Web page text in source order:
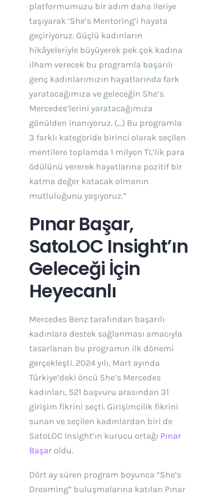
platformumuzu bir adım daha ileriye
taşıyarak ‘She’s Mentoring’i hayata
geçiriyoruz. Güçlü kadınların
hikâyeleriyle büyüyerek pek çok kadına
ilham verecek bu programla başarılı
genç kadınlarımızın hayatlarında fark
yaratacağımıza ve geleceğin She’s
Mercedes’lerini yaratacağımıza
gönülden inanıyoruz. (…) Bu programla
3 farklı kategoride birinci olarak seçilen
mentilere toplamda 1 milyon TL’lik para
ödülünü vererek hayatlarına pozitif bir
katma değer katacak olmanın
mutluluğunu yaşıyoruz.”
Pınar Başar,
SatoLOC Insight’ın
Geleceği İçin
Heyecanlı
Mercedes Benz tarafından başarılı
kadınlara destek sağlanması amacıyla
tasarlanan bu programın ilk dönemi
gerçekleşti. 2024 yılı, Mart ayında
Türkiye’deki öncü She’s Mercedes
kadınları, 521 başvuru arasından 31
girişim fikrini seçti. Girişimcilik fikrini
sunan ve seçilen kadınlardan biri de
SatoLOC Insight’ın kurucu ortağı Pınar
Başaroldu.
Dört ay süren program boyunca “She’s
Dreaming” buluşmalarına katılan Pınar